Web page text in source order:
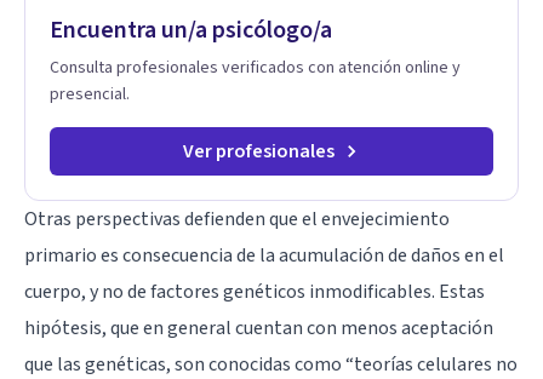
Encuentra un/a psicólogo/a
Consulta profesionales verificados con atención online y
presencial.
Ver profesionales
Otras perspectivas defienden que el envejecimiento
primario es consecuencia de la acumulación de daños en el
cuerpo, y no de factores genéticos inmodificables. Estas
hipótesis, que en general cuentan con menos aceptación
que las genéticas, son conocidas como “teorías celulares no